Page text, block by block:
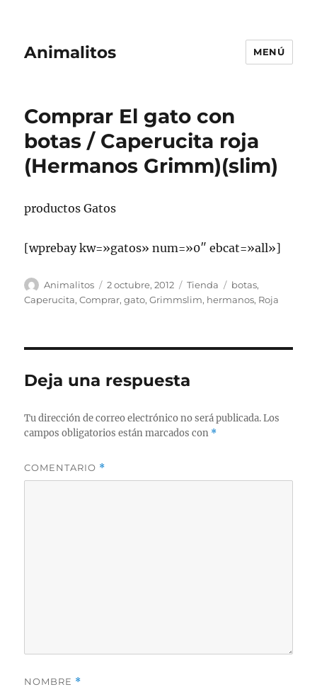
Animalitos MENÚ
Comprar El gato con
botas / Caperucita roja
(Hermanos Grimm)(slim)
productos Gatos
[wprebay kw=»gatos» num=»0″ ebcat=»all»]
Autor
Animalitos
Publicado
el
2 octubre, 2012 Categorías
Tienda Etiquetas
botas,
Caperucita,Comprar,gato,Grimmslim, hermanos, Roja
Deja una respuesta
Tu dirección de correo electrónico no será publicada. Los
campos obligatorios están marcados con *
COMENTARIO *
NOMBRE *